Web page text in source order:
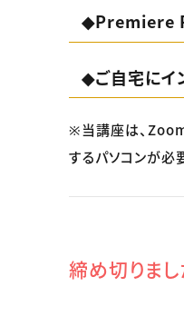
◆Premiere
◆ご自宅にイ
※当講座は、
するパソコンが必
締め切りまし